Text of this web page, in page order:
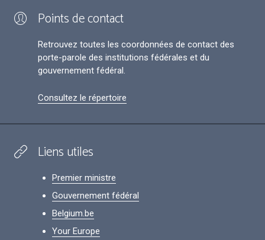
Points de contact
Retrouvez toutes les coordonnées de contact des
porte-parole des institutions fédérales et du
gouvernement fédéral.
Consultez le répertoire
Liens utiles
Premier ministre
Gouvernement fédéral
Belgium.be
Your Europe